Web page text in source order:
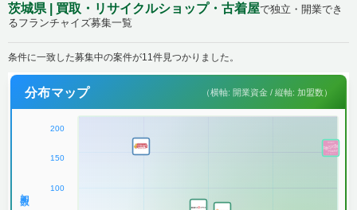
茨城県 | 買取・リサイクルショップ・古着屋で独立・開業でき
るフランチャイズ募集一覧
条件に一致した募集中の案件が11件見つかりました。
分布マップ （横軸: 開業資金 / 縦軸: 加盟数）
200
150
100